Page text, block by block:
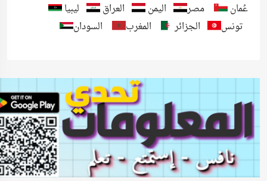
عُمان مصر اليمن العراق
ليبيا
تونس
الجزائر المغرب السودان